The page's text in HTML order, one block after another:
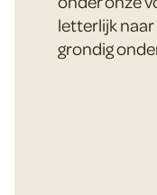
letterlijk
grondig